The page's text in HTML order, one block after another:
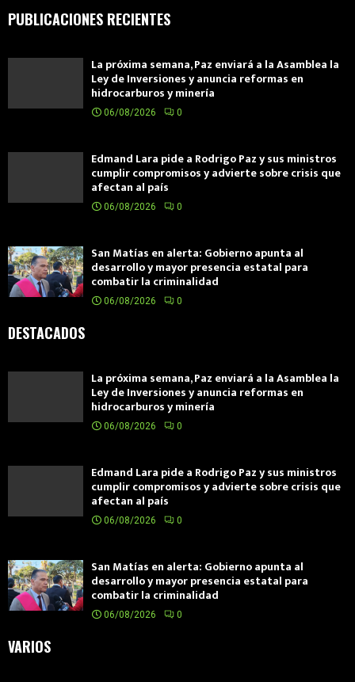
PUBLICACIONES RECIENTES
La próxima semana, Paz enviará a la Asamblea la
Ley de Inversiones y anuncia reformas en
hidrocarburos y minería
06/08/2026 0
Edmand Lara pide a Rodrigo Paz y sus ministros
cumplir compromisos y advierte sobre crisis que
afectan al país
06/08/2026 0
San Matías en alerta: Gobierno apunta al
desarrollo y mayor presencia estatal para
combatir la criminalidad
06/08/2026 0
DESTACADOS
La próxima semana, Paz enviará a la Asamblea la
Ley de Inversiones y anuncia reformas en
hidrocarburos y minería
06/08/2026 0
Edmand Lara pide a Rodrigo Paz y sus ministros
cumplir compromisos y advierte sobre crisis que
afectan al país
06/08/2026 0
San Matías en alerta: Gobierno apunta al
desarrollo y mayor presencia estatal para
combatir la criminalidad
06/08/2026 0
VARIOS